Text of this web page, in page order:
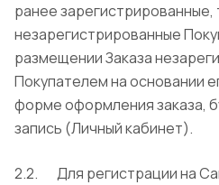
ранее зарегистрированные,
незарегистрированные
размещении Заказа
Покупателем на основании
форме оформления заказа,
запись (Личный кабинет).
2.2. Для регистрации на